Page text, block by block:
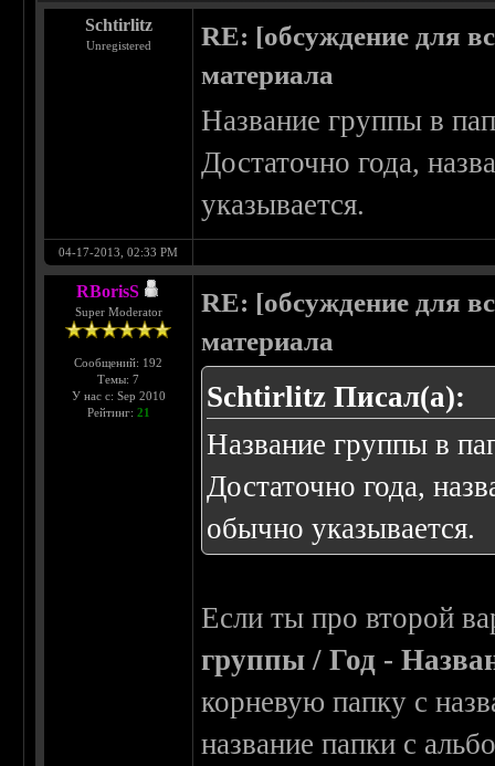
Schtirlitz
Unregistered
RE: [обсуждение для
материала
Название группы в
Достаточно года,
указывается.
04-17-2013, 02:33 PM
RBorisS
Super Moderator
Сообщений: 192
Темы: 7
У нас с: Sep 2010
Рейтинг: 21
RE: [обсуждение для
материала
Schtirlitz Писал(а):
Название группы в
Достаточно года,
обычно указывается.
Если ты про второй
группы / Год -
корневую папку с
название папки с